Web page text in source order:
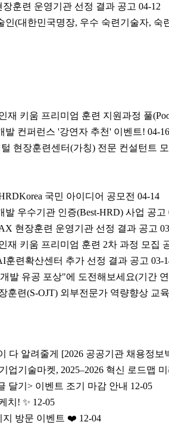
훈련 운영기관 선정 결과 공고 04-12
인(대한민국명장, 우수 숙련기술자,
재 키움 프리미엄 훈련 지원과정 풀
발 컨퍼런스 '강연자 추천' 이벤트! 04-16
털 현장훈련센터(가칭) 전문 컨설턴트
국민 아이디어 공모전 04-14
발 우수기관 인증(Best-HRD) 사업 공고
현장훈련 운영기관 선정 결과 공고
재 키움 프리미엄 훈련 2차 과정 모집
훈련확산센터 추가 선정 결과 공고 03-
발 유공 포상"에 도전해보세요(기간
훈련(S-OJT) 외부전문가 역량향상 교
다 알려줄게 [2026 공공기관 채용정보
업기술마켓, 2025–2026 혁신 로드맵 미
달기> 이벤트 조기 마감 안내 12-05
치!
12-05
방문 이벤트
12-04